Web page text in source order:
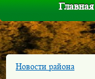
Главная
Новости района